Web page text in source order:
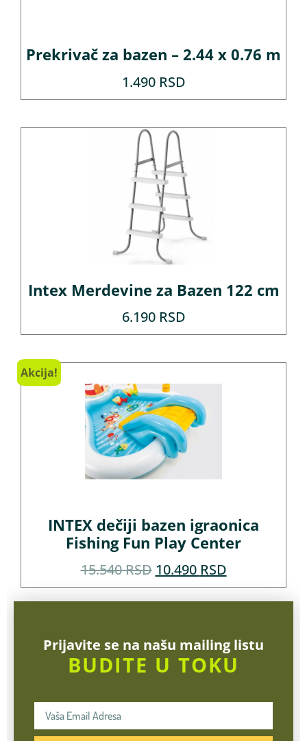
Prekrivač za bazen – 2.44 x 0.76 m
1.490 RSD
Intex Merdevine za Bazen 122 cm
6.190 RSD
Akcija!
INTEX dečiji bazen igraonica
Fishing Fun Play Center
15.540RSD 10.490 RSD
Prijavite se na našu mailing listu
BUDITE U TOKU